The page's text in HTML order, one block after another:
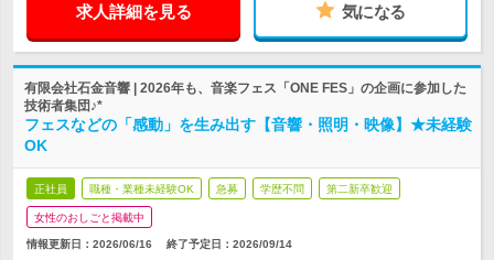
求人詳細を見る 気になる
有限会社石金音響 | 2026年も、音楽フェス「ONE FES」の企画に参加した
技術者集団♪*
フェスなどの「感動」を生み出す【音響・照明・映像】★未経験
OK
正社員 職種・業種未経験OK 急募 学歴不問 第二新卒歓迎
女性のおしごと掲載中
情報更新日：2026/06/16 終了予定日： 2026/09/14